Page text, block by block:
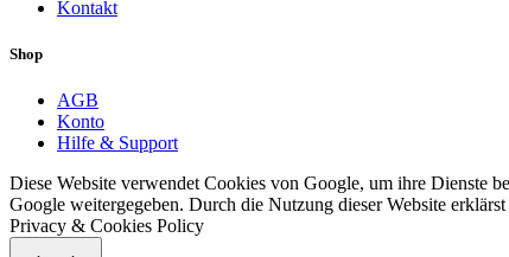
Kontakt
Shop
AGB
Konto
Hilfe & Support
Diese Website verwendet Cookies von Google, um ihre Dienste
Google weitergegeben. Durch die Nutzung dieser Website
Privacy & Cookies Policy